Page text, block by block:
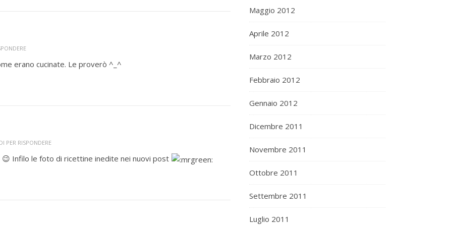
erano cucinate. Le proverò ^_^
PER RISPONDERE
😉 Infilo le foto di ricettine inedite nei nuovi post
Maggio 2012
Aprile 2012
Marzo 2012
Febbraio 2012
Gennaio 2012
Dicembre 2011
Novembre 2011
Ottobre 2011
Settembre 2011
Luglio 2011